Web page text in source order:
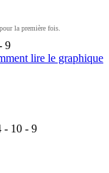
la première fois.
9
lire le graphique
- 10 - 9